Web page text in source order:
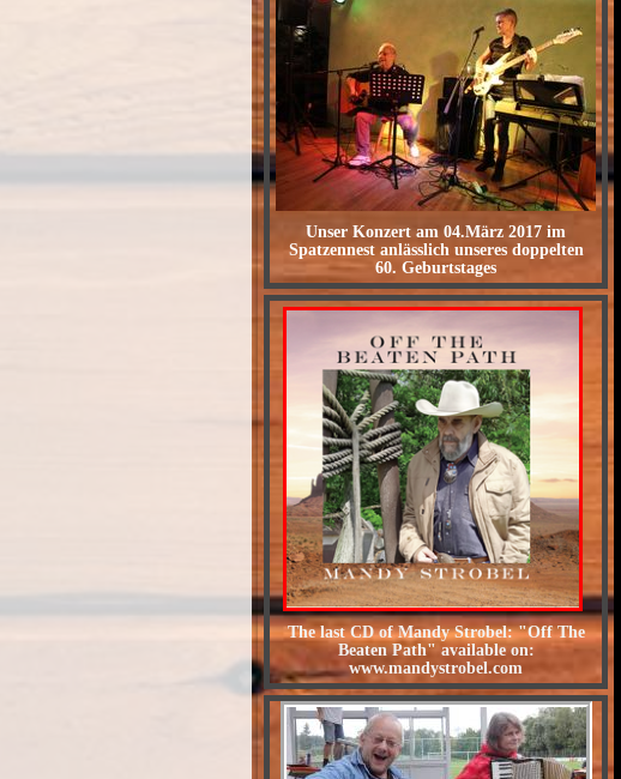
Unser Konzert am 04.März 2017 im
Spatzennest anlässlich unseres doppelten
60. Geburtstages
The last CD of Mandy Strobel: "Off The
Beaten Path" available on:
www.mandystrobel.com